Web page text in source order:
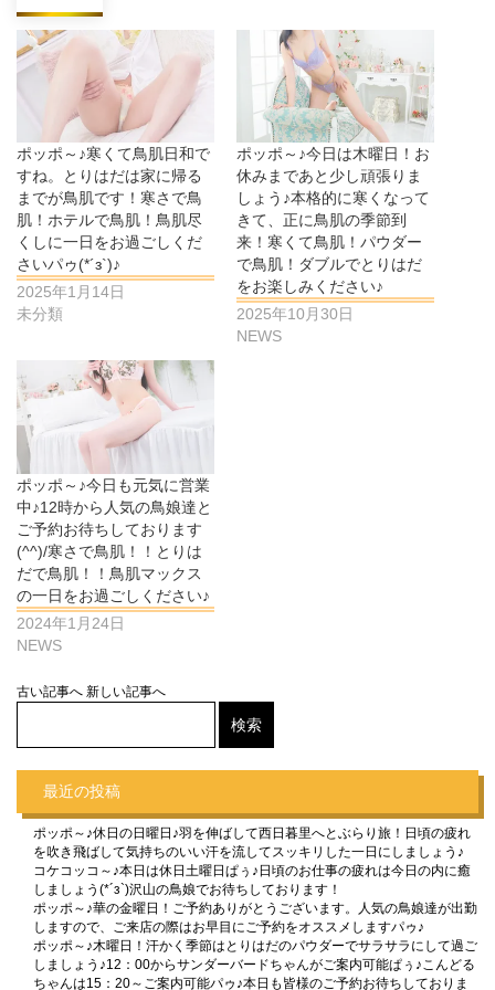
ポッポ～♪寒くて鳥肌日和で
すね。とりはだは家に帰る
までが鳥肌です！寒さで鳥
肌！ホテルで鳥肌！鳥肌尽
くしに一日をお過ごしくだ
さいパゥ(*´з`)♪
2025年1月14日
未分類
ポッポ～♪今日は木曜日！お
休みまであと少し頑張りま
しょう♪本格的に寒くなって
きて、正に鳥肌の季節到
来！寒くて鳥肌！パウダー
で鳥肌！ダブルでとりはだ
をお楽しみください♪
2025年10月30日
NEWS
ポッポ～♪今日も元気に営業
中♪12時から人気の鳥娘達と
ご予約お待ちしております
(^^)/寒さで鳥肌！！とりは
だで鳥肌！！鳥肌マックス
の一日をお過ごしください♪
2024年1月24日
NEWS
古い記事へ 新しい記事へ
最近の投稿
ポッポ～♪休日の日曜日♪羽を伸ばして西日暮里へとぶらり旅！日頃の疲れ
を吹き飛ばして気持ちのいい汗を流してスッキリした一日にしましょう♪
コケコッコ～♪本日は休日土曜日ぱぅ♪日頃のお仕事の疲れは今日の内に癒
しましょう(*´з`)沢山の鳥娘でお待ちしております！
ポッポ～♪華の金曜日！ご予約ありがとうございます。人気の鳥娘達が出勤
しますので、ご来店の際はお早目にご予約をオススメしますパゥ♪
ポッポ～♪木曜日！汗かく季節はとりはだのパウダーでサラサラにして過ご
しましょう♪12：00からサンダーバードちゃんがご案内可能ぱぅ♪こんどる
ちゃんは15：20～ご案内可能パゥ♪本日も皆様のご予約お待ちしておりま